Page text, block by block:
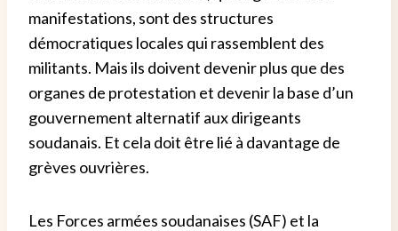
manifestations, sont des structures
démocratiques locales qui rassemblent des
militants. Mais ils doivent devenir plus que des
organes de protestation et devenir la base d’un
gouvernement alternatif aux dirigeants
soudanais. Et cela doit être lié à davantage de
grèves ouvrières.
Les Forces armées soudanaises (SAF) et la